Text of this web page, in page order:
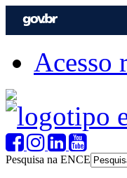
Acesso
Pesquisa na ENCE